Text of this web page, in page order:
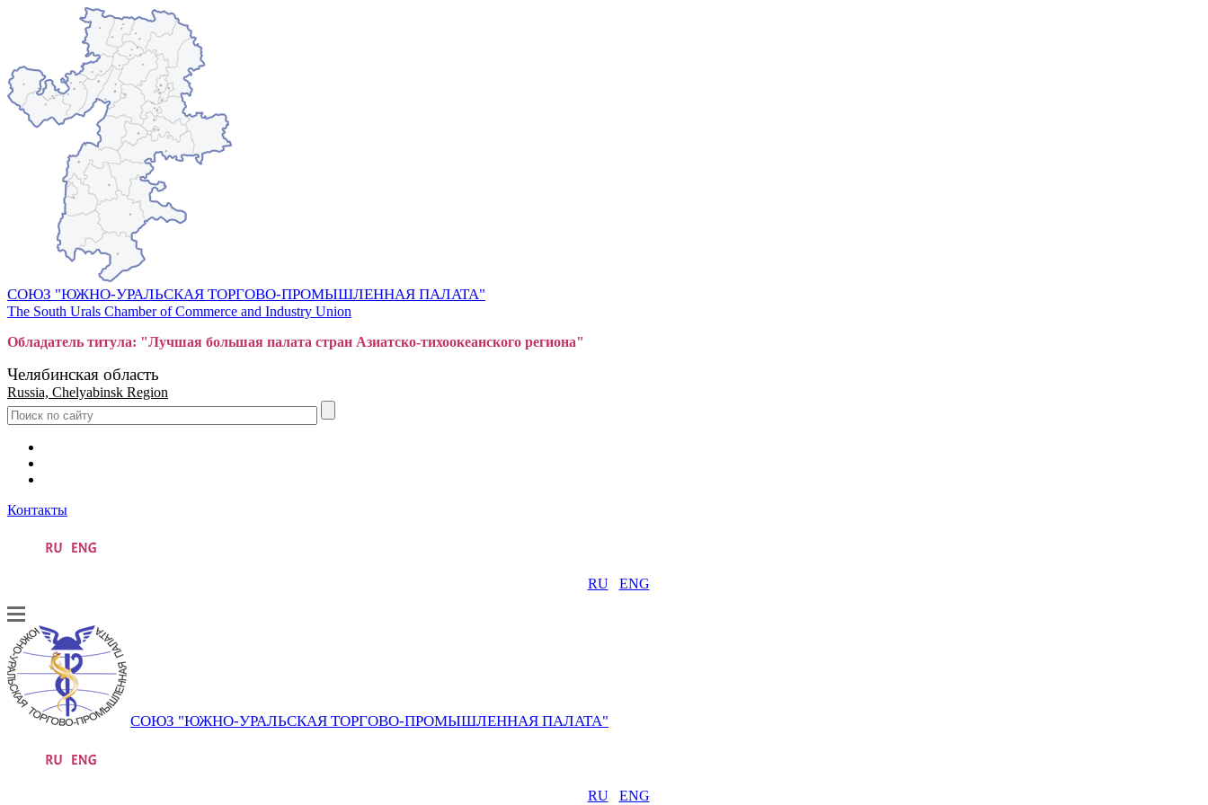
СОЮЗ "ЮЖНО-УРАЛЬСКАЯ ТОРГОВО-ПРОМЫШЛЕННАЯ ПАЛАТА"
The South Urals Chamber of Commerce and Industry Union
Обладатель титула: "Лучшая большая палата стран Азиатско-тихоокеанского региона"
Челябинская область
Russia, Chelyabinsk Region
Контакты
RU ENG
СОЮЗ "ЮЖНО-УРАЛЬСКАЯ ТОРГОВО-ПРОМЫШЛЕННАЯ ПАЛАТА"
RU ENG